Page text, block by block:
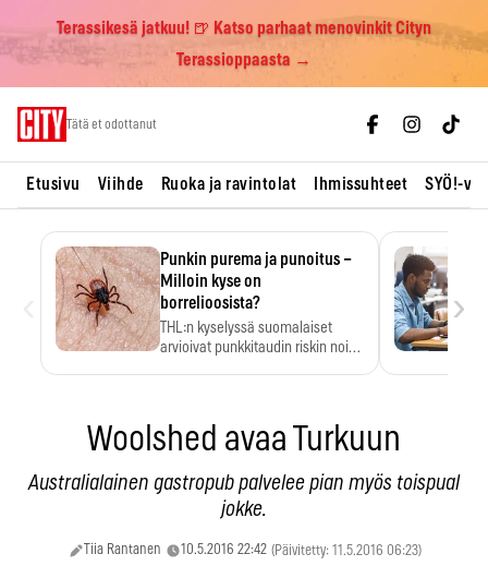
Terassikesä jatkuu! 🍺 Katso parhaat menovinkit Cityn
Terassioppaasta →
Tätä et odottanut
Etusivu Viihde Ruoka ja ravintolat Ihmissuhteet SYÖ!-
Punkin purema ja punoitus –
Milloin kyse on
borrelioosista?
THL:n kyselyssä suomalaiset
arvioivat punkkitaudin riskin noin
›
Woolshed avaa Turkuun
Australialainen gastropub palvelee pian myös toispual
jokke.
Tiia Rantanen 10.5.2016 22:42 (Päivitetty: 11.5.2016 06:23)